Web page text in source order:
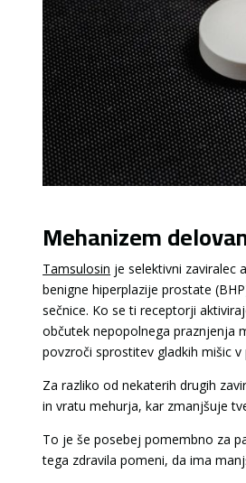
Mehanizem
Tamsulosin je selektivni zaviralec
benigne hiperplazije prostate
sečnice. Ko se ti receptorji
občutek nepopolnega praznjenja
povzroči sprostitev gladkih mišic
Za razliko od nekaterih drugih
in vratu mehurja, kar zmanjšuje
To je še posebej pomembno za
tega zdravila pomeni, da ima